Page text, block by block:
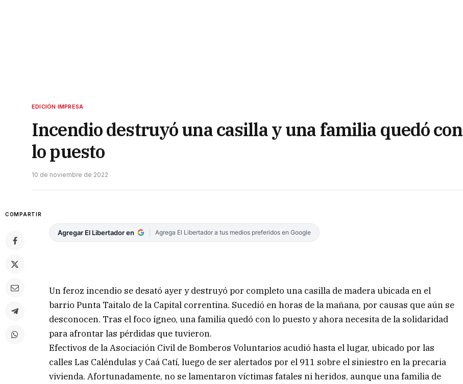
EDICIÓN IMPRESA
Incendio destruyó una casilla y una familia quedó con
lo puesto
10 de noviembre de 2022
COMPARTIR
Agregar El Libertador en Agrega El Libertador a tus medios preferidos en Google
Un feroz incendio se desató ayer y destruyó por completo una casilla de madera ubicada en el
barrio Punta Taitalo de la Capital correntina. Sucedió en horas de la mañana, por causas que aún se
desconocen. Tras el foco ígneo, una familia quedó con lo puesto y ahora necesita de la solidaridad
para afrontar las pérdidas que tuvieron.
Efectivos de la Asociación Civil de Bomberos Voluntarios acudió hasta el lugar, ubicado por las
calles Las Caléndulas y Caá Catí, luego de ser alertados por el 911 sobre el siniestro en la precaria
vivienda. Afortunadamente, no se lamentaron víctimas fatales ni heridos, aunque una familia de